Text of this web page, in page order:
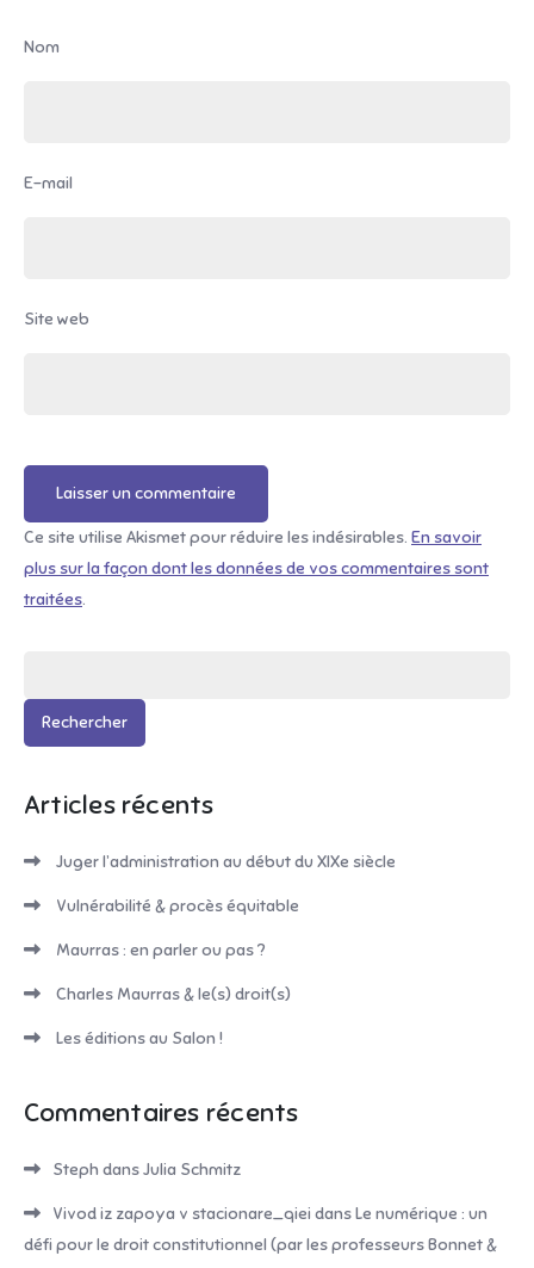
Nom
E-mail
Site web
Ce site utilise Akismet pour réduire les indésirables. En savoir
plus sur la façon dont les données de vos commentaires sont
traitées.
Articles récents
Juger l’administration au début du XIXe siècle
Vulnérabilité & procès équitable
Maurras : en parler ou pas ?
Charles Maurras & le(s) droit(s)
Les éditions au Salon !
Commentaires récents
Steph dansJulia Schmitz
Vivod iz zapoya v stacionare_qiei dansLe numérique : un
défi pour le droit constitutionnel (par les professeurs Bonnet &